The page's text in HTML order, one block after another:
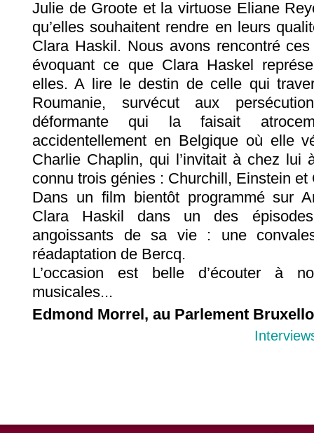
Julie de Groote et la virtuose Eliane
qu’elles souhaitent rendre en leurs
Clara Haskil. Nous avons rencontré
évoquant ce que Clara Haskel
elles. A lire le destin de celle qui
Roumanie, survécut aux
déformante qui la faisait
accidentellement en Belgique où elle
Charlie Chaplin, qui l’invitait à chez lui
connu trois génies : Churchill, Einstein et
Dans un film bientôt programmé sur
Clara Haskil dans un des
angoissants de sa vie : une
réadaptation de Bercq.
L’occasion est belle d’écouter à
musicales...
Edmond Morrel, au Parlement